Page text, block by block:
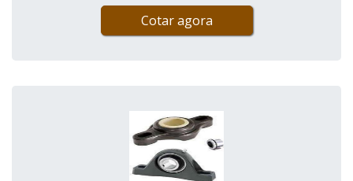
Cotar agora